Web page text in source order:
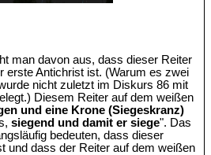
man davon aus, dass dieser Reiter
erste Antichrist ist. (Warum es zwei
nicht zuletzt im Diskurs 86 mit
Diesem Reiter auf dem weißen
und eine Krone (Siegeskranz)
siegend und damit er siege". Das
bedeuten, dass dieser
und dass der Reiter auf dem weißen